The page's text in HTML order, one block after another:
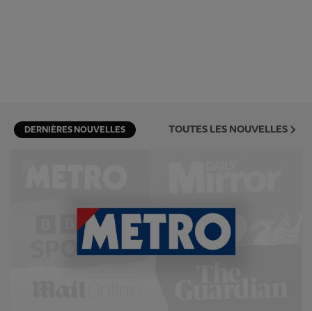
DERNIÈRES NOUVELLES TOUTES LES NOUVELLES